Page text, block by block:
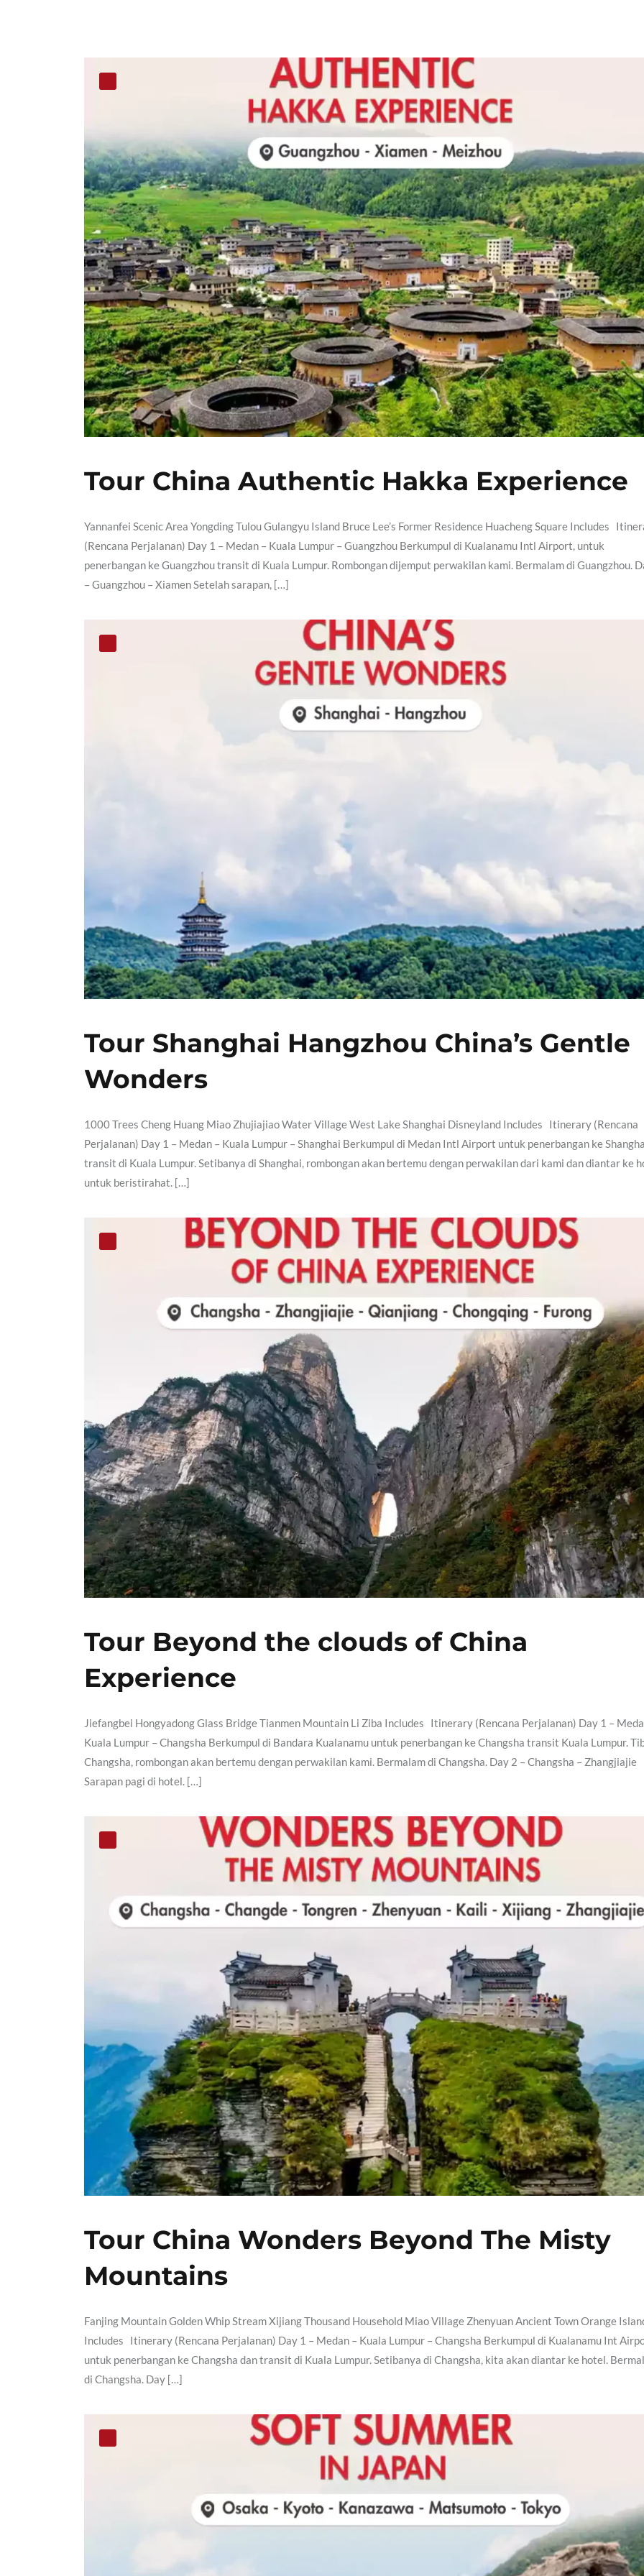
Tour China Authentic Hakka Experience
Yannanfei Scenic Area Yongding Tulou Gulangyu Island Bruce Lee’s Former Residence Huacheng Square Includes
(Rencana Perjalanan) Day 1 – Medan – Kuala Lumpur – Guangzhou Berkumpul di Kualanamu Intl Airport, untuk
penerbangan ke Guangzhou transit di Kuala Lumpur. Rombongan dijemput perwakilan kami. Bermalam di Guangzhou.
– Guangzhou – Xiamen Setelah sarapan, […]
Tour Shanghai Hangzhou China’s Gentle
Wonders
1000 Trees Cheng Huang Miao Zhujiajiao Water Village West Lake Shanghai Disneyland Includes Itinerary (Rencana
Perjalanan) Day 1 – Medan – Kuala Lumpur – Shanghai Berkumpul di Medan Intl Airport untuk penerbangan ke
transit di Kuala Lumpur. Setibanya di Shanghai, rombongan akan bertemu dengan perwakilan dari kami dan diantar ke
untuk beristirahat. […]
Tour Beyond the clouds of China
Experience
Jiefangbei Hongyadong Glass Bridge Tianmen Mountain Li Ziba Includes Itinerary (Rencana Perjalanan) Day 1 –
Kuala Lumpur – Changsha Berkumpul di Bandara Kualanamu untuk penerbangan ke Changsha transit Kuala Lumpur.
Changsha, rombongan akan bertemu dengan perwakilan kami. Bermalam di Changsha. Day 2 – Changsha – Zhangjiajie
Sarapan pagi di hotel. […]
Tour China Wonders Beyond The Misty
Mountains
Fanjing Mountain Golden Whip Stream Xijiang Thousand Household Miao Village Zhenyuan Ancient Town Orange
Includes Itinerary (Rencana Perjalanan) Day 1 – Medan – Kuala Lumpur – Changsha Berkumpul di Kualanamu Int
untuk penerbangan ke Changsha dan transit di Kuala Lumpur. Setibanya di Changsha, kita akan diantar ke hotel.
di Changsha. Day […]